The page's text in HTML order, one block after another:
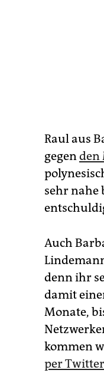
Raul aus
gegenden
sehr nahe
Auch
denn ihr
damit
Monate,
kommen
per